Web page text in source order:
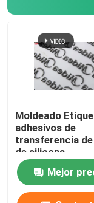
Moldeado
adhesivos de
transferencia
de silicona
personalizada
bolsas Impreso
Impresión de
Mejor